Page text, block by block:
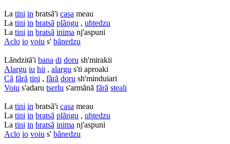
La tini in bratsã'i casa meau
La tini in bratsã plãngu , uhtedzu
La tini in bratsã inima nj'aspuni
Aclo io voiu s' bãnedzu
Lãndzitã'i bana di doru sh'mirakii
Alargu iu hii , alargu s'ti aproaki
Cã fãrã tini , fãrã doru sh'minduiari
Voiu s'adaru tserlu s'armãnã fãrã steali
La tini in bratsã'i casa meau
La tini in bratsã plãngu , uhtedzu
La tini in bratsã inima nj'aspuni
Aclo io voiu s' bãnedzu